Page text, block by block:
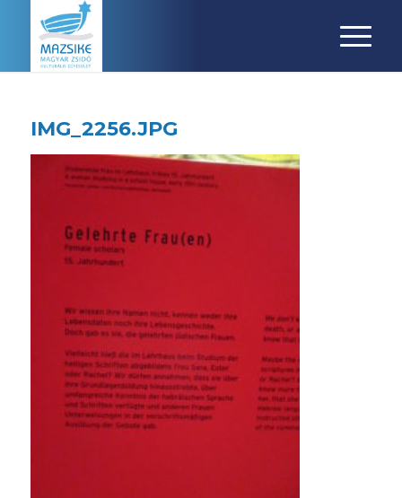
IMG_2256.JPG